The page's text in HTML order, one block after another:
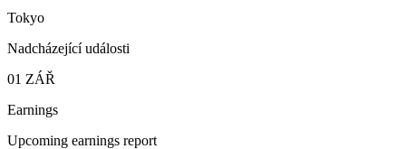
Tokyo
Nadcházející události
01 ZÁŘ
Earnings
Upcoming earnings report